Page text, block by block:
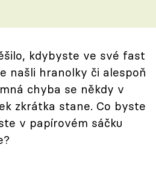
kdybyste ve své fast
našli hranolky či alespoň
chyba se někdy v
zkrátka stane. Co byste
v papírovém sáčku